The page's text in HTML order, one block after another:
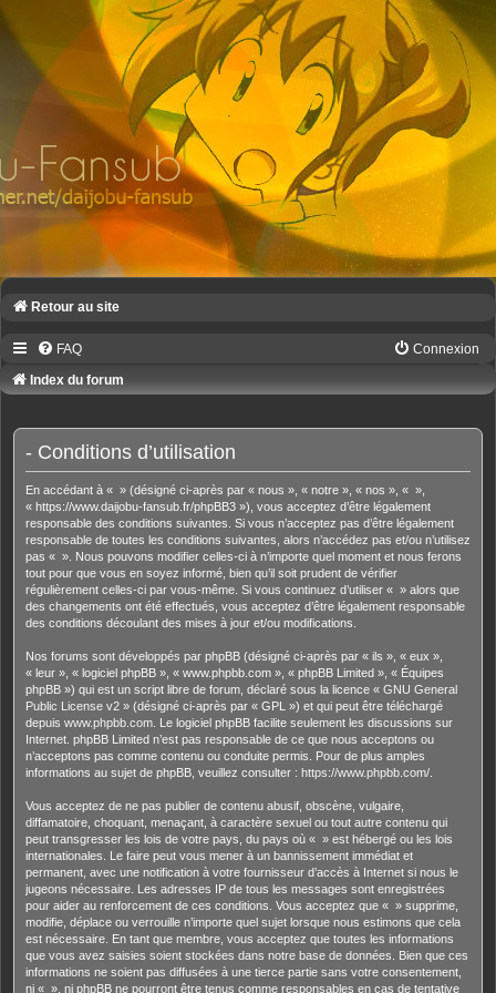
Retour au site
FAQ
Connexion
Index du forum
- Conditions d’utilisation
En accédant à « » (désigné ci-après par « nous », « notre », « nos », « »,
« https://www.daijobu-fansub.fr/phpBB3 »), vous acceptez d’être légalement
responsable des conditions suivantes. Si vous n’acceptez pas d’être légalement
responsable de toutes les conditions suivantes, alors n’accédez pas et/ou n’utilisez
pas « ». Nous pouvons modifier celles-ci à n’importe quel moment et nous ferons
tout pour que vous en soyez informé, bien qu’il soit prudent de vérifier
régulièrement celles-ci par vous-même. Si vous continuez d’utiliser « » alors que
des changements ont été effectués, vous acceptez d’être légalement responsable
des conditions découlant des mises à jour et/ou modifications.
Nos forums sont développés par phpBB (désigné ci-après par « ils », « eux »,
« leur », « logiciel phpBB », « www.phpbb.com », « phpBB Limited », « Équipes
phpBB ») qui est un script libre de forum, déclaré sous la licence « GNU General
Public License v2 » (désigné ci-après par « GPL ») et qui peut être téléchargé
depuis www.phpbb.com . Le logiciel phpBB facilite seulement les discussions sur
Internet. phpBB Limited n’est pas responsable de ce que nous acceptons ou
n’acceptons pas comme contenu ou conduite permis. Pour de plus amples
informations au sujet de phpBB, veuillez consulter : https://www.phpbb.com/
Vous acceptez de ne pas publier de contenu abusif, obscène, vulgaire,
diffamatoire, choquant, menaçant, à caractère sexuel ou tout autre contenu qui
peut transgresser les lois de votre pays, du pays où « » est hébergé ou les lois
internationales. Le faire peut vous mener à un bannissement immédiat et
permanent, avec une notification à votre fournisseur d’accès à Internet si nous le
jugeons nécessaire. Les adresses IP de tous les messages sont enregistrées
pour aider au renforcement de ces conditions. Vous acceptez que « » supprime,
modifie, déplace ou verrouille n’importe quel sujet lorsque nous estimons que cela
est nécessaire. En tant que membre, vous acceptez que toutes les informations
que vous avez saisies soient stockées dans notre base de données. Bien que ces
informations ne soient pas diffusées à une tierce partie sans votre consentement,
ni « », ni phpBB ne pourront être tenus comme responsables en cas de tentative